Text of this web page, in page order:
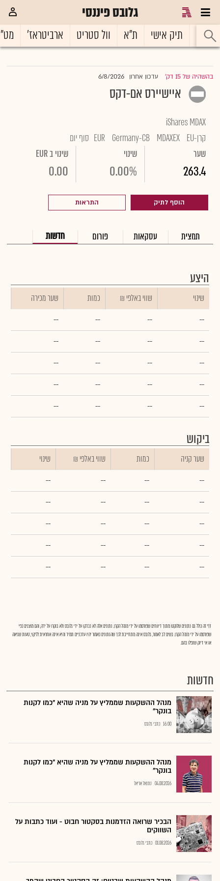
גלובס פיננסי
ראשי תיק אישי ת"א וול סטריט ארביטראז'
בהשהיה של 15 דק' |עדכון אחרון 6/8/2026
איישיירס אם-דקס
iShares MDAX
קרן-EU
MDAXEX
Germany-CB
EUR סוף יום
שער
263.4
שינוי
0.00%
שינוי ב EUR
0.00
הוסף לתיק התראות
תמצית עסקאות פורום חדשות
היצע
שינוי ₪ שווי באלפי כמות
שער מכירה
--
--
--
--
--
--
--
--
--
--
--
--
--
--
--
--
--
--
--
--
ביקוש
שער קניה כמות ₪ שווי באלפי
שינוי
--
--
--
--
--
--
--
--
--
--
--
--
--
--
--
--
--
--
--
--
דף זה כולל גם נתונים שלוקטו מתוך דיווחים שפורסמו על ידי מנהל הקרן. נתונים אלה לא נבדקו על ידי גלובס ולא בוקרו על ידה, והם מוצגים כפי
שפורסמו על ידי מנהל הקרן. בשים לב לאמור, גלובס אינה מתחייבת לכך שהנתונים כאמור יהיו עדכניים תמיד והיא אינה אחראית לליקוי, טעות שגיאה
או אי דיוק שנפלו בהם.
חדשות
מנהל ההשקעות שממליץ על מניה שהיא "כמו לקנות
בונקר"
16:00 כתבי גלובס
מנהל ההשקעות שממליץ על מניה שהיא "כמו לקנות
בונקר"
04.08.2026 נתנאל אריאל
הבכיר שרואה הזדמנות בסקטור חבוט - ועוד כתבות על
השווקים
01.08.2026 כתבי גלובס